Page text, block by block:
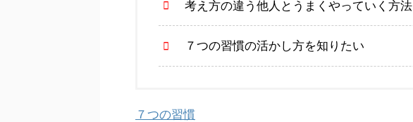
考え方の違う他人とうまくやっていく方法
７つの習慣の活かし方を知りたい
７つの習慣